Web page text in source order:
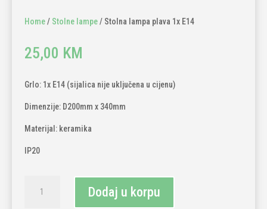
Home/ Stolne lampe/ Stolna lampa plava 1x E14
25,00 KM
Grlo: 1x E14 (sijalica nije uključena u cijenu)
Dimenzije: D200mm x 340mm
Materijal: keramika
IP20
lampa
Dodaj u korpu